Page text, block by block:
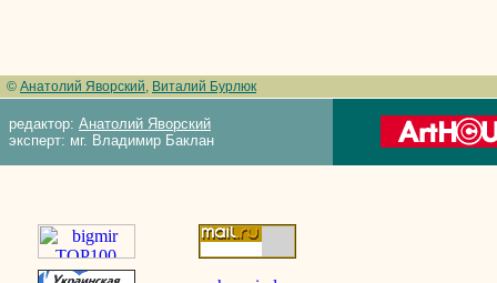
© Анатолий Яворский, Виталий Бурлюк
редактор: Анатолий Яворский
эксперт: мг. Владимир Баклан